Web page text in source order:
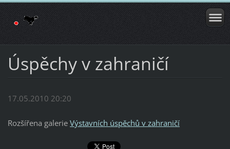
Úspěchy v zahraničí
17.05.2010 20:20
Rozšířena galerie Výstavních úspěchů v zahraničí